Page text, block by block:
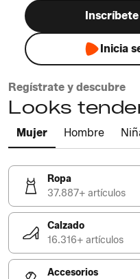
Inicia
Regístrate y descubre
Looks
Mujer Hombre
Ropa
37.887+ artículos
Calzado
16.316+ artículos
Accesorios